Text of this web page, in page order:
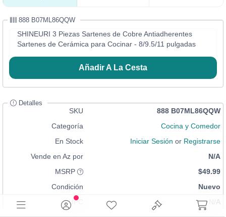
888 B07ML86QQW
SHINEURI 3 Piezas Sartenes de Cobre Antiadherentes
Sartenes de Cerámica para Cocinar - 8/9.5/11 pulgadas
Añadir A La Cesta
Detalles
SKU
888 B07ML86QQW
Categoría
Cocina y Comedor
En Stock
Iniciar Sesión or Registrarse
Vende en Az por
N/A
MSRP
$49.99
Condición
Nuevo
UPC
N/A